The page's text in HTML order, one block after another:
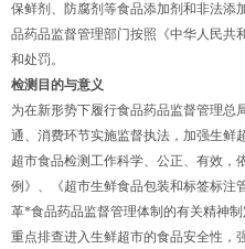
保鲜剂、防腐剂等食品添加剂和非法添
品药品监督管理部门按照《中华人民共
和处罚。
检测目的与意义
为在新形势下履行食品药品监督管理总
通、消费环节实施监督执法，加强生鲜
超市食品检测工作科学、公正、有效，
例》、《超市生鲜食品包装和标签标注
革*食品药品监督管理体制的有关精神制
重点排查进入生鲜超市的食品安全性，